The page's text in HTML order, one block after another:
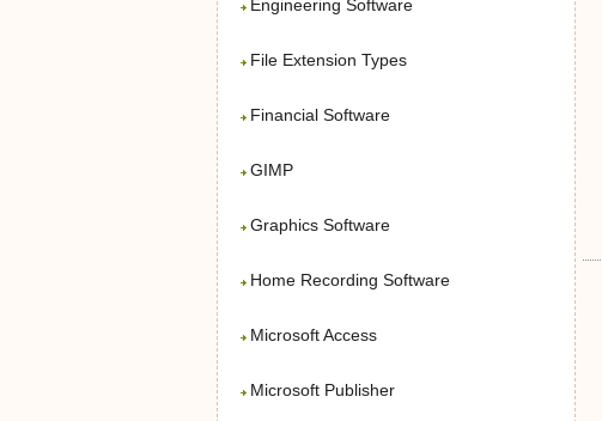
Engineering Software
File Extension Types
Financial Software
GIMP
Graphics Software
Home Recording Software
Microsoft Access
Microsoft Publisher